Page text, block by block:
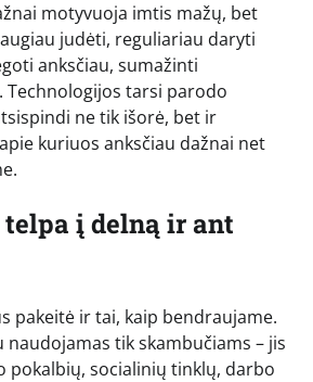
motyvuoja imtis mažų, bet
judėti, reguliariau daryti
anksčiau, sumažinti
Technologijos tarsi parodo
ne tik išorė, bet ir
kuriuos anksčiau dažnai net
į delną ir ant
pakeitė ir tai, kaip bendraujame.
naudojamas tik skambučiams – jis
pokalbių, socialinių tinklų, darbo